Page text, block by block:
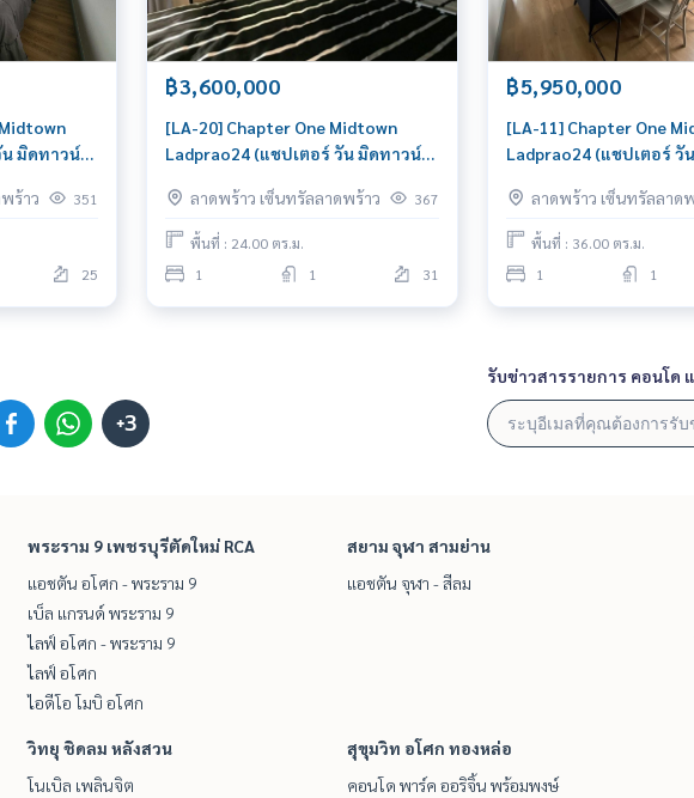
น มิดทาวน์
นโดพร้อม
ร้าว 351
25
฿3,600,000
[LA-20] Chapter One Midtown
Ladprao24 (แชปเตอร์ วัน มิดทาวน์
ห้องนอน ใกล้ลาดพร้าว ซื้ออยู่เอง
หรือปล่อยเช่าก็เฮง!
ลาดพร้าว เซ็นทรัลลาดพร้าว 367
พื้นที่ : 24.00 ตร.ม.
1
1 31
฿5,950,000
[LA-11] Chapter One
Ladprao24 (แชปเตอร์ วั
ห้องนอน ใกล้ลาดพร้าว ห้
ลงทุน
ลาดพร้าว เซ็นทรัลลาด
พื้นที่ : 36.00 ตร.ม.
1
1
+3
รับข่าวสารรายการ คอนโด
พระราม 9 เพชรบุรีตัดใหม่ RCA
แอชตัน อโศก - พระราม 9
เบ็ล แกรนด์ พระราม 9
ไลฟ์ อโศก - พระราม 9
ไลฟ์ อโศก
ไอดีโอ โมบิ อโศก
สยาม จุฬา สามย่าน
แอชตัน จุฬา - สีลม
วิทยุ ชิดลม หลังสวน
โนเบิล เพลินจิต
สุขุมวิท อโศก ทองหล่อ
คอนโด พาร์ค ออริจิ้น พร้อมพงษ์